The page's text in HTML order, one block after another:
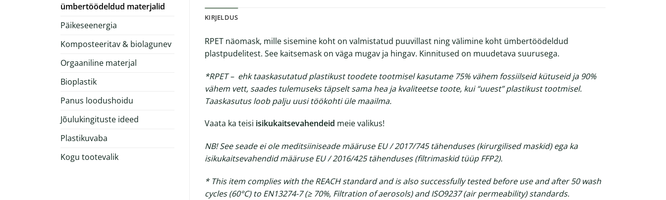
ümbertöödeldud materjalid
Päikeseenergia
Komposteeritav & biolagunev
Orgaaniline materjal
Bioplastik
Panus loodushoidu
Jõulukingituste ideed
Plastikuvaba
Kogu tootevalik
KIRJELDUS
RPET näomask, mille sisemine koht on valmistatud puuvillast ning välimine koht ümbertöödeldud
plastpudelitest. See kaitsemask on väga mugav ja hingav. Kinnitused on muudetava suurusega.
*RPET – ehk taaskasutatud plastikust toodete tootmisel kasutame 75% vähem fossiilseid kütuseid ja 90%
vähem vett, saades tulemuseks täpselt sama hea ja kvaliteetse toote, kui “uuest” plastikust tootmisel.
Taaskasutus loob palju uusi töökohti üle maailma.
Vaata ka teisi isikukaitsevahendeid meie valikus!
NB! See seade ei ole meditsiiniseade määruse EU / 2017/745 tähenduses (kirurgilised maskid) ega ka
isikukaitsevahendid määruse EU / 2016/425 tähenduses (filtrimaskid tüüp FFP2).
* This item complies with the REACH standard and is also successfully tested before use and after 50 wash
cycles (60°C) to EN13274-7 (≥ 70%, Filtration of aerosols) and ISO9237 (air permeability) standards.